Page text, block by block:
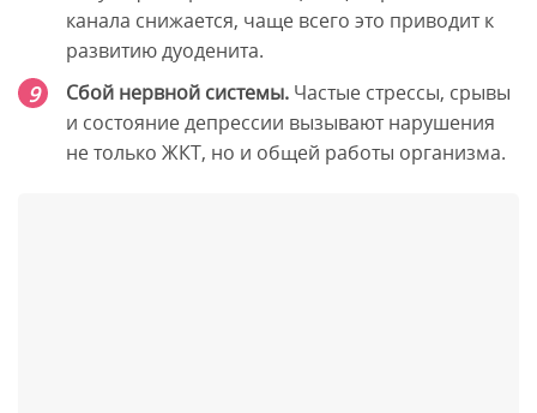
канала снижается, чаще всего это приводит к
развитию дуоденита.
Сбой нервной системы. Частые стрессы, срывы
и состояние депрессии вызывают нарушения
не только ЖКТ, но и общей работы организма.